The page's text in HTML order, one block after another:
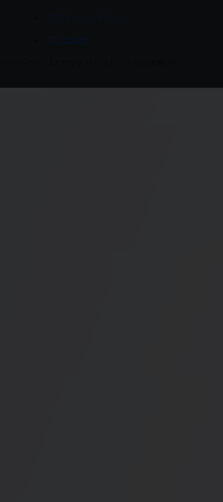
プライバシーポリシー
問い合わせ